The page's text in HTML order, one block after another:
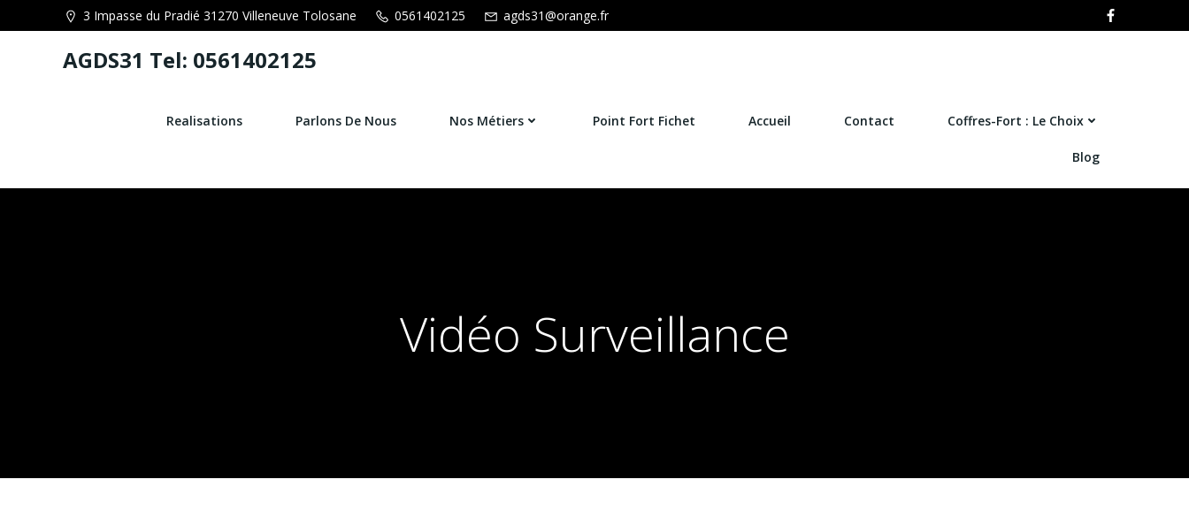
au
3 Impasse du Pradié 31270 Villeneuve Tolosane 0561402125 agds31@orange.fr
AGDS31 Tel: 0561402125
Realisations Parlons De Nous Nos Métiers Point Fort Fichet Accueil Contact Coffres-Fort : Le Choix
Blog
Vidéo Surveillance